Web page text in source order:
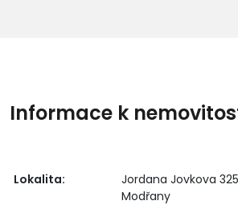
Informace k
Lokalita:
Jordana Jovkova
Modřany